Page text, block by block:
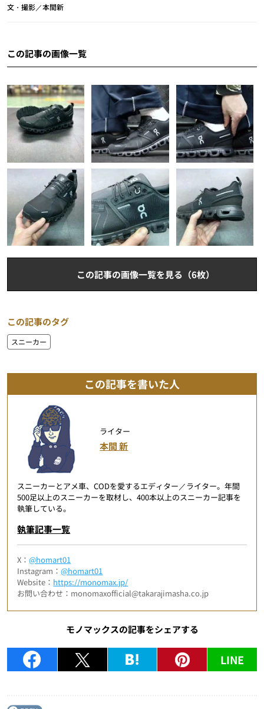
文・撮影／本間新
この記事の画像一覧
この記事の画像一覧を見る（6枚）
この記事のタグ
スニーカー
この記事を書いた人
ライター
本間 新
スニーカーとアメ車、CODを愛するエディター／ライター。年間
500足以上のスニーカーを取材し、400本以上のスニーカー記事を
執筆している。
執筆記事一覧
X：@homart01
Instagram：@homart01
Website： https://monomax.jp/
お問い合わせ：monomaxofficial@takarajimasha.co.jp
モノマックスの記事をシェアする
LINE